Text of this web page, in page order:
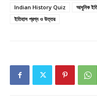
Indian History Quiz
আধুনিক
ইতিহাস প্রশ্ন ও উত্তর